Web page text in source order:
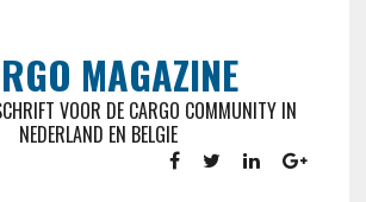
MAGAZINE
VOOR DE CARGO COMMUNITY IN
NEDERLAND EN BELGIE